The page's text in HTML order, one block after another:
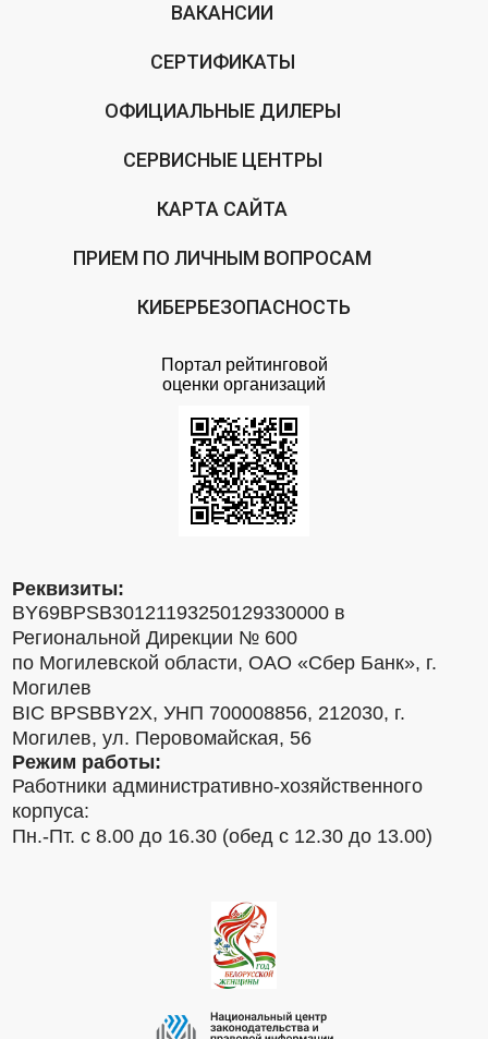
ВАКАНСИИ
СЕРТИФИКАТЫ
ОФИЦИАЛЬНЫЕ ДИЛЕРЫ
СЕРВИСНЫЕ ЦЕНТРЫ
КАРТА САЙТА
ПРИЕМ ПО ЛИЧНЫМ ВОПРОСАМ
КИБЕРБЕЗОПАСНОСТЬ
Портал рейтинговой
оценки организаций
Реквизиты:
BY69BPSB30121193250129330000 в
Региональной Дирекции № 600
по Могилевской области, ОАО «Сбер Банк», г.
Могилев
BIC BPSBBY2X, УНП 700008856, 212030, г.
Могилев, ул. Перовомайская, 56
Режим работы:
Работники административно-хозяйственного
корпуса:
Пн.-Пт. с 8.00 до 16.30 (обед с 12.30 до 13.00)